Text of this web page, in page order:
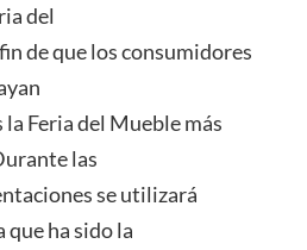
del
de que los consumidores
Feria del Mueble más
las
se utilizará
que ha sido la